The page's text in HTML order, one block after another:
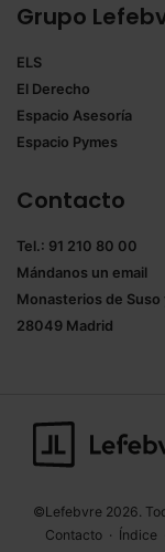
Grupo
ELS
El Derecho
Espacio Asesoría
Espacio Pymes
Contacto
Tel.: 91 210 80 00
Mándanos un email
Monasterios de Suso
28049 Madrid
©Lefebvre 2026.
Contacto · Índice